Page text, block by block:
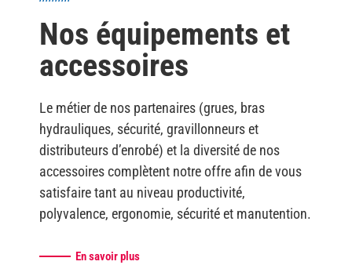
Nos équipements et
accessoires
Le métier de nos partenaires (grues, bras
hydrauliques, sécurité, gravillonneurs et
distributeurs d’enrobé) et la diversité de nos
accessoires complètent notre offre afin de vous
satisfaire tant au niveau productivité,
polyvalence, ergonomie, sécurité et manutention.
En savoir plus